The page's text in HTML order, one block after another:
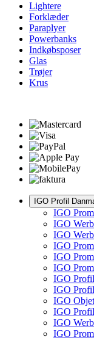
Lightere
Forklæder
Paraplyer
Powerbanks
Indkøbsposer
Glas
Trøjer
Krus
IGO Profil
IGO
IGO
IGO
IGO
IGO
IGO
IGO
IGO
IGO
IGO
IGO
IGO